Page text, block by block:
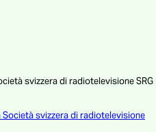
svizzera di radiotelevisione SRG